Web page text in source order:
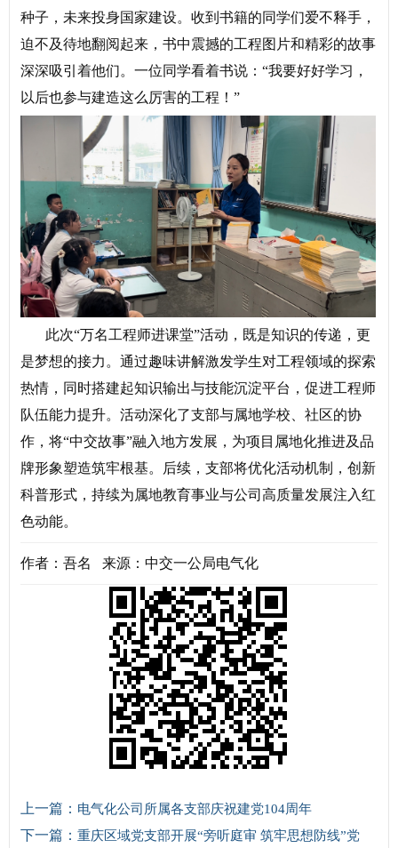
种子，未来投身国家建设。收到书籍的同学们爱不释手，
迫不及待地翻阅起来，书中震撼的工程图片和精彩的故事
深深吸引着他们。一位同学看着书说：“我要好好学习，
以后也参与建造这么厉害的工程！”
此次“万名工程师进课堂”活动，既是知识的传递，更
是梦想的接力。通过趣味讲解激发学生对工程领域的探索
热情，同时搭建起知识输出与技能沉淀平台，促进工程师
队伍能力提升。活动深化了支部与属地学校、社区的协
作，将“中交故事”融入地方发展，为项目属地化推进及品
牌形象塑造筑牢根基。后续，支部将优化活动机制，创新
科普形式，持续为属地教育事业与公司高质量发展注入红
色动能。
作者：吾名 来源：中交一公局电气化
上一篇： 电气化公司所属各支部庆祝建党104周年
下一篇： 重庆区域党支部开展“旁听庭审 筑牢思想防线”党